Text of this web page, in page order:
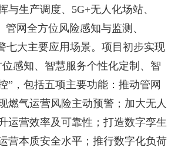
与生产调度、5G+无人化场站、
管网全方位风险感知与监测、
七大主要应用场景。项目初步实现
感知、智慧服务个性化定制、智
”，包括五项主要功能：推动管网
燃气运营风险主动预警；加大无人
运营效率及可靠性；打造数字孪生
营本质安全水平；推行数字化负荷